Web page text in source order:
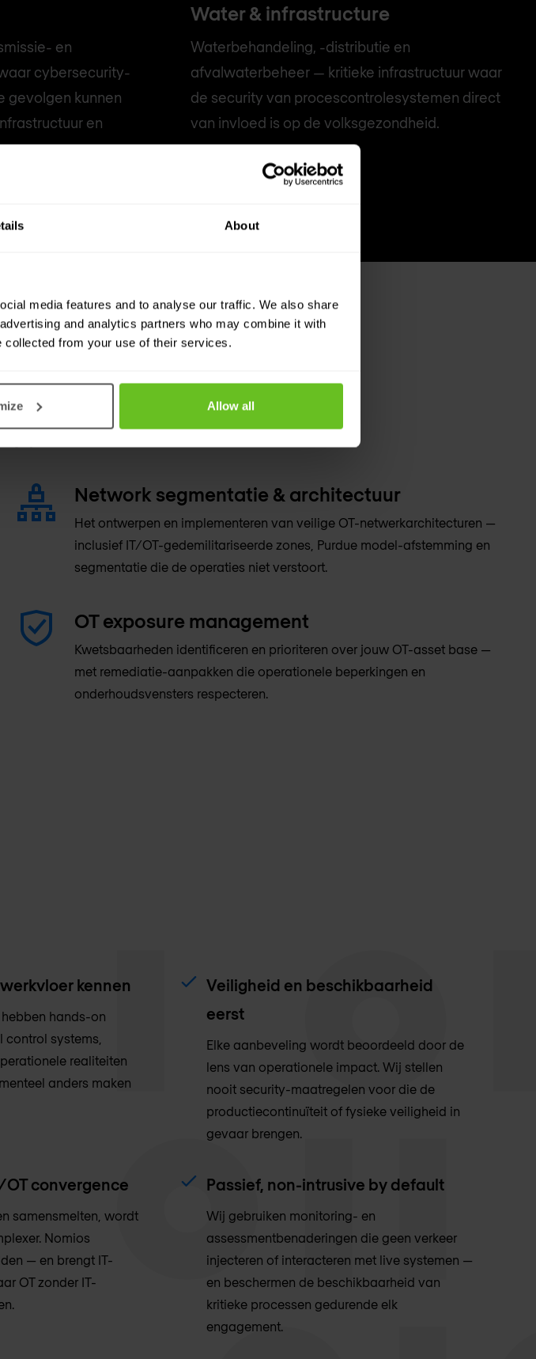
About
media features and to analyse our traffic. We also share
and analytics partners who may combine it with
collected from your use of their services.
Allow all
en
cybersecurity-
gevolgen kunnen
en
Water & infrastructure
Waterbehandeling, -distributie en
afvalwaterbeheer — kritieke infrastructuur waar
de security van procescontrolesystemen direct
van invloed is op de volksgezondheid.
en incident
Network segmentatie & architectuur
Het ontwerpen en implementeren van veilige OT-netwerkarchitecturen —
inclusief IT/OT-gedemilitariseerde zones, Purdue model-afstemming en
segmentatie die de operaties niet verstoort.
OT exposure management
Kwetsbaarheden identificeren en prioriteren over jouw OT-asset base —
met remediatie-aanpakken die operationele beperkingen en
onderhoudsvensters respecteren.
kennen
hands-on
systems,
realiteiten
anders maken
Veiligheid en beschikbaarheid
eerst
Elke aanbeveling wordt beoordeeld door de
lens van operationele impact. Wij stellen
nooit security-maatregelen voor die de
productiecontinuïteit of fysieke veiligheid in
gevaar brengen.
convergence
samensmelten, wordt
Nomios
— en brengt IT-
OT zonder IT-
Passief, non-intrusive by default
Wij gebruiken monitoring- en
assessmentbenaderingen die geen verkeer
injecteren of interacteren met live systemen —
en beschermen de beschikbaarheid van
kritieke processen gedurende elk
engagement.